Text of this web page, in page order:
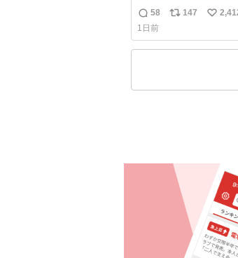
世にどれほどいるこ
り着いた皆さんとは
れからもぜひ語り合っ
返
信
数
58
リ
ス
147
い
ね
1日前